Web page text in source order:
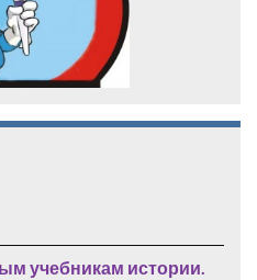
учебникам истории.